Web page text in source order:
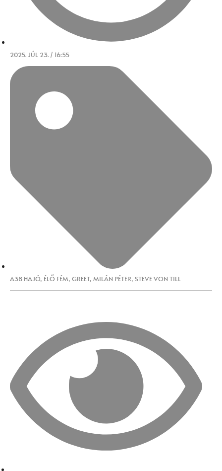
2025. JÚL 23. / 16:55
A38 HAJÓ, ÉLŐ FÉM, GREET, MILÁN PÉTER, STEVE VON TILL